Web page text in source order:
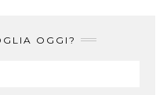
OGGI?